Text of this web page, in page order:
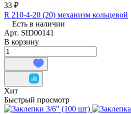
33 ₽
R 210-4-20 (20) механизм кольцевой
Есть в наличии
Арт. SID00141
В корзину
Хит
Быстрый просмотр